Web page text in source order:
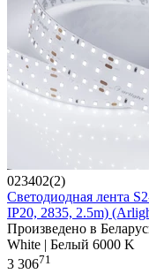
023402(2)
Светодиодная лента
IP20, 2835, 2.5m)
Произведено в
White | Белый 6000 K
3 30671